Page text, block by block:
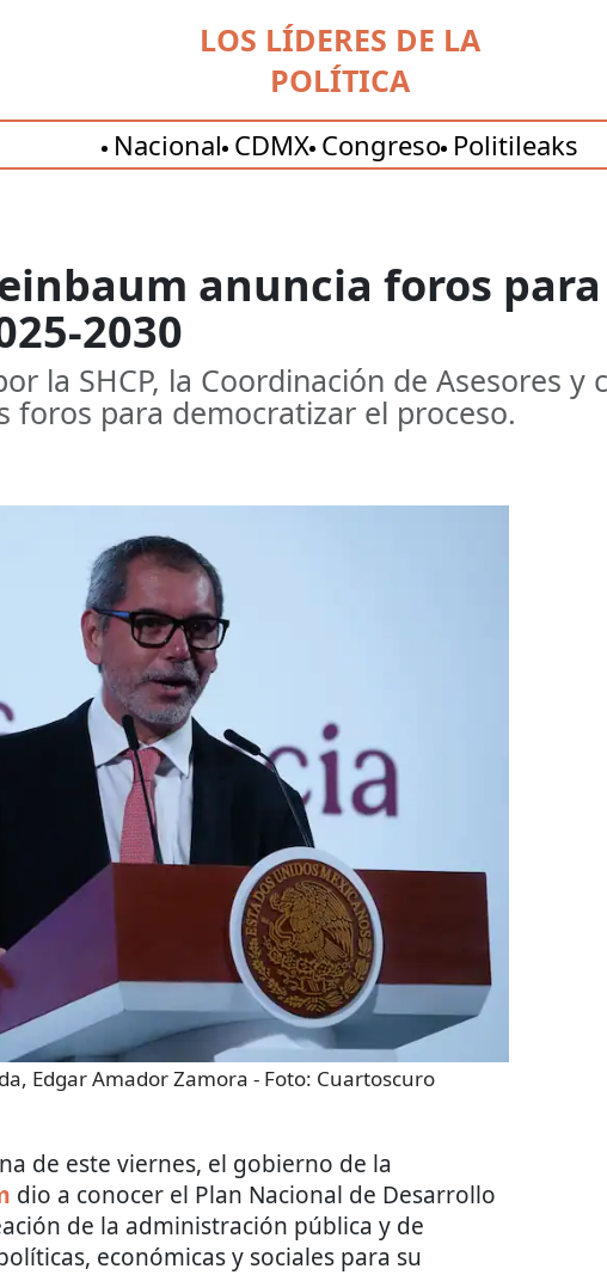
LOS LÍDERES DE LA
POLÍTICA
Nacional CDMX Congreso Politileaks
anuncia foros
2030
la SHCP, la Coordinación de Asesores
foros para democratizar el proceso.
Edgar Amador Zamora - Foto: Cuartoscuro
de este viernes, el gobierno de la
dio a conocer el Plan Nacional de Desarrollo
de la administración pública y de
económicas y sociales para su